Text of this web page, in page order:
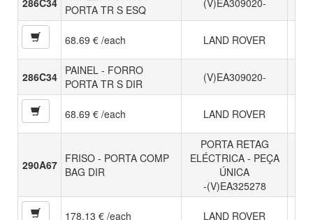
286C34
PORTA TR S ESQ
(V)EA309020-
68.69 € /each LAND ROVER
286C34
PAINEL - FORRO
PORTA TR S DIR
(V)EA309020-
68.69 € /each LAND ROVER
290A67
FRISO - PORTA COMP
BAG DIR
PORTA RETAG
ELÉCTRICA - PEÇA
ÚNICA
-(V)EA325278
178.13 € /each LAND ROVER